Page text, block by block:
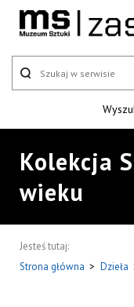
Kolekcja
wieku
Jesteś tutaj:
Strona główna > Dzieła